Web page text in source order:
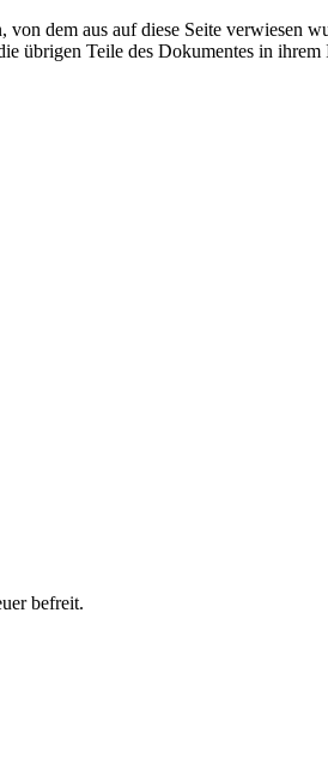
von dem aus auf diese Seite verwiesen
übrigen Teile des Dokumentes in
befreit.